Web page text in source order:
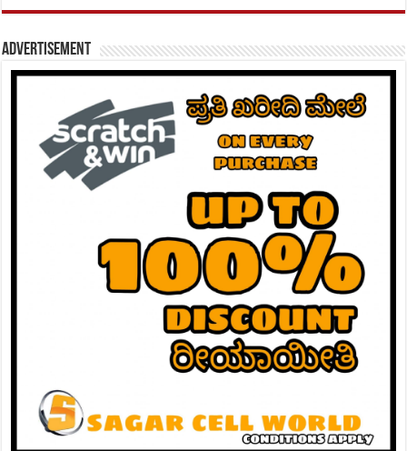
Advertisement